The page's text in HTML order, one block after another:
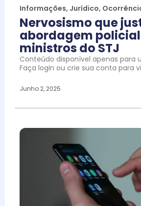
Informações, Jurídico,
Nervosismo que
abordagem
ministros do STJ
Conteúdo disponível apenas para
Faça login ou crie sua conta para
Junho 2, 2025